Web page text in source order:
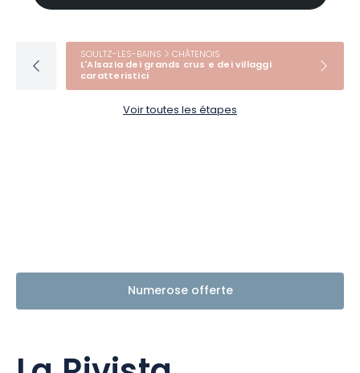
SOULTZ-LES-BAINS CHÂTENOIS
L'Alsazia dei grands crus e dei villaggi
caratteristici
Voir toutes les étapes
Numerose offerte